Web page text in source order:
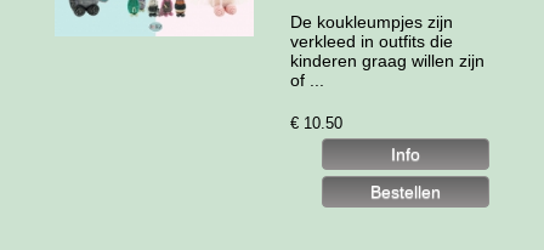
De koukleumpjes zijn
verkleed in outfits die
kinderen graag willen zijn
of ...
€ 10.50